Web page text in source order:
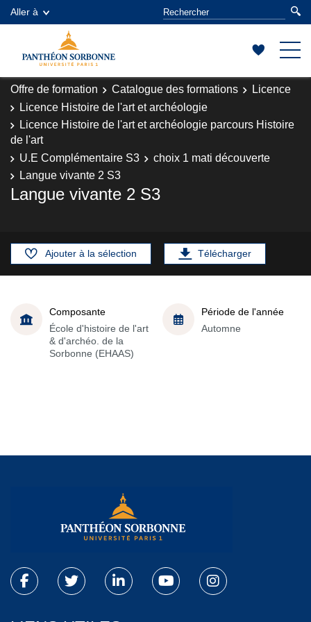
Aller à
Offre de formation Catalogue des formations
Licence
Licence Histoire de l'art et archéologie
Licence Histoire de l'art et archéologie parcours Histoire
de l'art
U.E Complémentaire S3
choix 1 mati découverte
Langue vivante 2 S3
Langue vivante 2 S3
Ajouter à la sélection Télécharger
Composante
École d'histoire de l'art
& d'archéo. de la
Sorbonne (EHAAS)
Période de l'année
Automne